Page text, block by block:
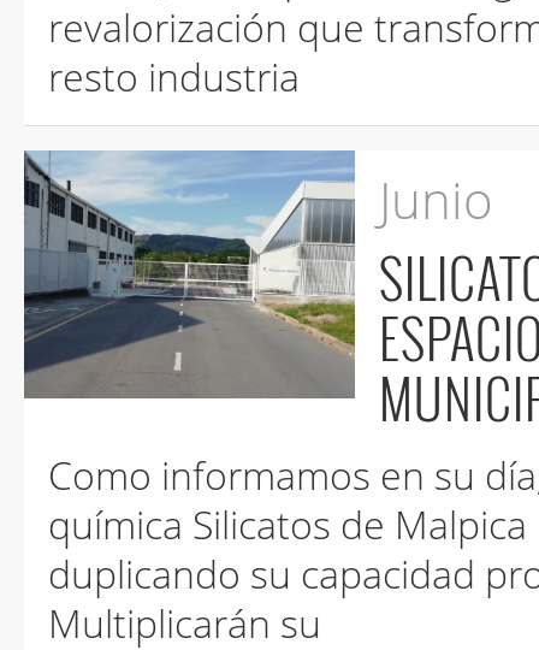
revalorización que transformará por arte de magia cualquier
resto industria
Junio
ESPACIO DE PROPIEDAD
Como informamos en su día, la siempre humeante
química Silicatos de Malpica ha ampliado ya sus instalaciones ,
duplicando su capacidad productora y contaminante.
Multiplicarán su